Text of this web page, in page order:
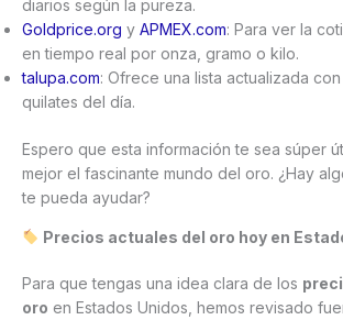
diarios según la pureza.
Goldprice.org y APMEX.com: Para ver la
en tiempo real por onza, gramo o kilo.
talupa.com: Ofrece una lista actualizada
quilates del día.
Espero que esta información te sea súper
mejor el fascinante mundo del oro. ¿Hay
te pueda ayudar?
Precios actuales del oro hoy en
Para que tengas una idea clara de los
oro en Estados Unidos, hemos revisado